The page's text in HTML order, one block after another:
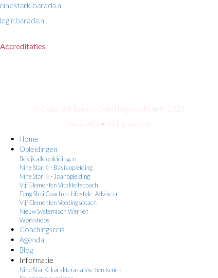
ninestarki.barada.nl
login.barada.nl
Accreditaties
© Copyright Barada Opleidingscentrum © 2026
Made with ♥ Viak projecten
Home
Opleidingen
Bekijk alle opleidingen
Nine Star Ki - Basis opleiding
Nine Star Ki - Jaar opleiding
Vijf Elementen Vitaliteitscoach
Feng Shui Coach en Lifestyle- Adviseur
Vijf Elementen Voedingscoach
Nieuw Systemisch Werken
Workshops
Coachingsreis
Agenda
Blog
Informatie
Nine Star Ki karakteranalyse berekenen